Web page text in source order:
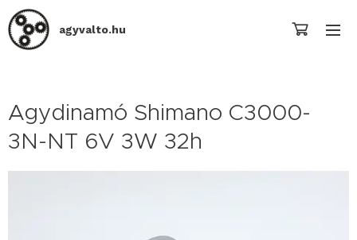
agyvalto.hu
Agydinamó Shimano C3000-
3N-NT 6V 3W 32h